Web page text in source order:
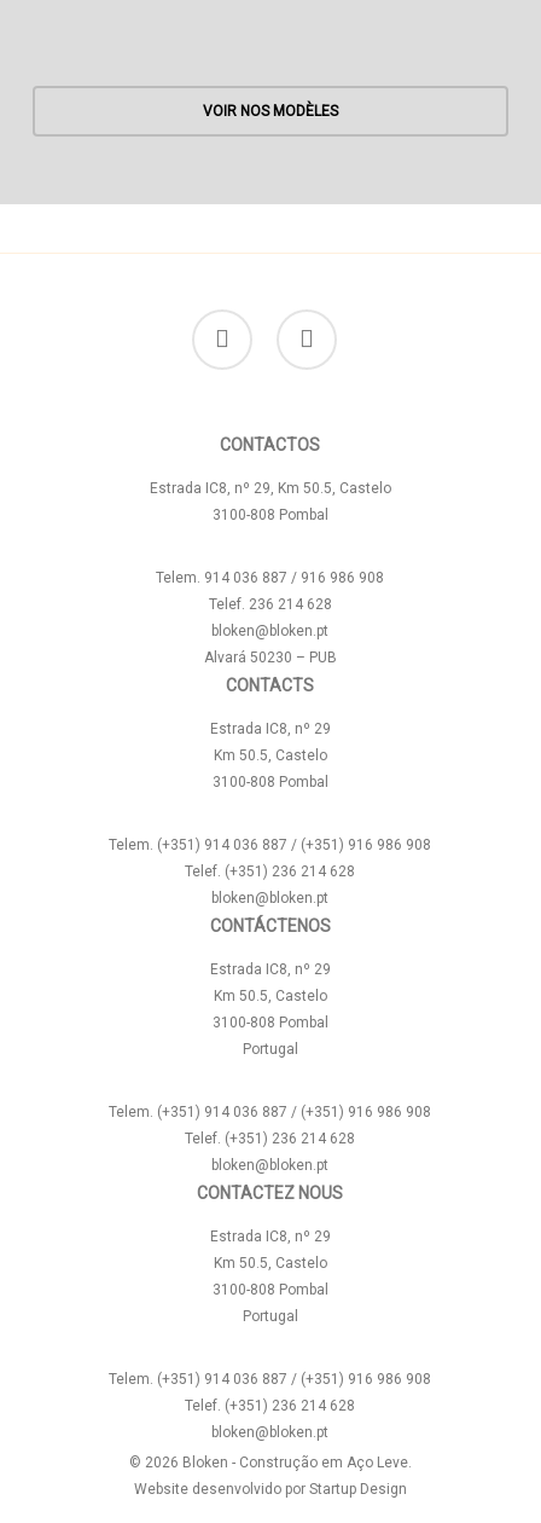
VOIR NOS MODÈLES
facebook instagram
CONTACTOS
Estrada IC8, nº 29, Km 50.5, Castelo
3100-808 Pombal
Telem. 914 036 887 / 916 986 908
Telef. 236 214 628
bloken@bloken.pt
Alvará 50230 – PUB
CONTACTS
Estrada IC8, nº 29
Km 50.5, Castelo
3100-808 Pombal
Telem. (+351) 914 036 887 / (+351) 916 986 908
Telef. (+351) 236 214 628
bloken@bloken.pt
CONTÁCTENOS
Estrada IC8, nº 29
Km 50.5, Castelo
3100-808 Pombal
Portugal
Telem. (+351) 914 036 887 / (+351) 916 986 908
Telef. (+351) 236 214 628
bloken@bloken.pt
CONTACTEZ NOUS
Estrada IC8, nº 29
Km 50.5, Castelo
3100-808 Pombal
Portugal
Telem. (+351) 914 036 887 / (+351) 916 986 908
Telef. (+351) 236 214 628
bloken@bloken.pt
© 2026 Bloken - Construção em Aço Leve.
Website desenvolvido por Startup Design